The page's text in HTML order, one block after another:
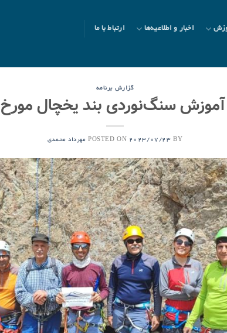
اخبار و اطلاعیه‌ها ارتباط با ما
گزارش برنامه
سنگ‌نوردی بند یخچال مورخ ۳۰ تیر ۱۴۰۲
POSTED ON 2023/07/23 BY مهرداد محمدی